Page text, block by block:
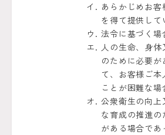
あらかじめお
を得て提供して
法令に基づく場
人の生命、身
のために必要が
て、お客様ご
ことが困難な場
公衆衛生の向
な育成の推進
がある場合で